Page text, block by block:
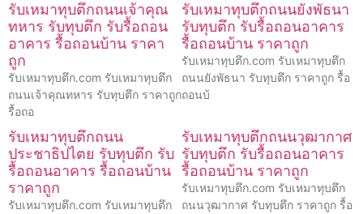
รับเหมาทุบตึกถนนเจ้าคุณ
ทหาร รับทุบตึก รับรื้อถอน
อาคาร รื้อถอนบ้าน ราคา
ถูก
รับเหมาทุบตึก.com รับเหมาทุบตึก
ถนนเจ้าคุณทหาร รับทุบตึก ราคาถูก
รื้อถอ
รับเหมาทุบตึกถนนยังพัธนา
รับทุบตึก รับรื้อถอนอาคาร
รื้อถอนบ้าน ราคาถูก
รับเหมาทุบตึก.com รับเหมาทุบตึก
ถนนยังพัธนา รับทุบตึก ราคาถูก รื้อ
ถอนบ้
รับเหมาทุบตึกถนน
ประชาธิปไตย รับทุบตึก รับ
รื้อถอนอาคาร รื้อถอนบ้าน
ราคาถูก
รับเหมาทุบตึก.com รับเหมาทุบตึก
รับเหมาทุบตึกถนนวุฒากาศ
รับทุบตึก รับรื้อถอนอาคาร
รื้อถอนบ้าน ราคาถูก
รับเหมาทุบตึก.com รับเหมาทุบตึก
ถนนวุฒากาศ รับทุบตึก ราคาถูก รื้อ